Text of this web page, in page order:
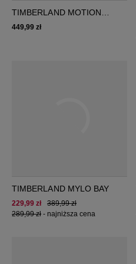
TIMBERLAND MOTION
SCRAMBLE MID
449,99 zł
TIMBERLAND MYLO BAY
389,99 zł
229,99 zł
289,99 zł - najniższa cena